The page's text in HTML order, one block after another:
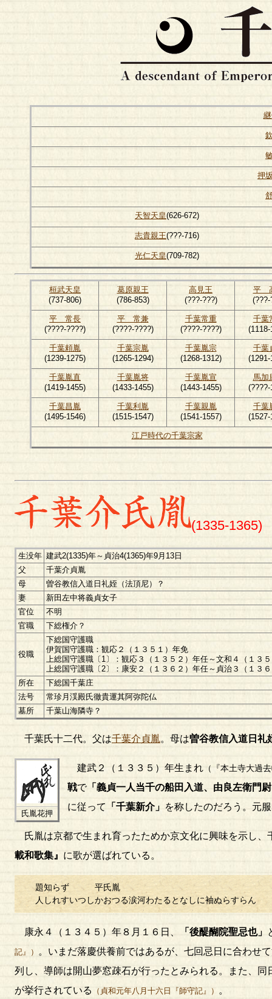
押
天智天皇(626-672)
志貴親王(???-716)
光仁天皇(709-782)
桓武天皇
(737-806)
葛原親王
(786-853)
高見王
(???-???)
平
(???-
平 常長
(????-????)
平 常兼
(????-????)
千葉常重
(????-????)
千葉
(1118-
千葉頼胤
(1239-1275)
千葉宗胤
(1265-1294)
千葉胤宗
(1268-1312)
千葉
(1291-
千葉胤直
(1419-1455)
千葉胤将
(1433-1455)
千葉胤宣
(1443-1455)
馬加
(????-
千葉昌胤
(1495-1546)
千葉利胤
(1515-1547)
千葉親胤
(1541-1557)
千葉
(1527-
江戸時代の千葉宗家
(1335-1365)
生没年 建武2(1335)年～貞治4(1365)年9月13日
父
千葉介貞胤
母
曽谷教信入道日礼姪（法頂尼）？
妻
新田左中将義貞女子
官位
不明
官職
下総権介？
役職
下総国守護職
伊賀国守護職：観応２（１３５１）年免
上総国守護職〔1〕：観応３（１３５２）年任～文和４（１３
上総国守護職〔2〕：康安２（１３６２）年任～貞治３（１３
所在
下総国千葉庄
法号
常珍月渓殿氏徹貴運其阿弥陀仏
墓所
千葉山海隣寺？
千葉氏十二代。父は千葉介貞胤。母は曽谷教信入道日礼
氏胤花押
建武２（１３３５）年生まれ （『本土寺大過
戦で「義貞一人当千の船田入道、由良左衛門
に従って
「千葉新介」 を称したのだろう。元
氏胤は京都で生まれ育ったためか京文化に興味を示し、
載和歌集』 に歌が選ばれている。
題知らず 平氏胤
人しれすいつしかおつる涙河わたるとなしに袖ぬらすらん
康永４（１３４５）年８月１６日、 「後醍醐院聖忌也」
記』）
。いまだ落慶供養前ではあるが、七回忌日に合わせ
列し、導師は開山夢窓疎石が行ったとみられる。また、同
が挙行されている
（貞和元年八月十六日『師守記』） 。